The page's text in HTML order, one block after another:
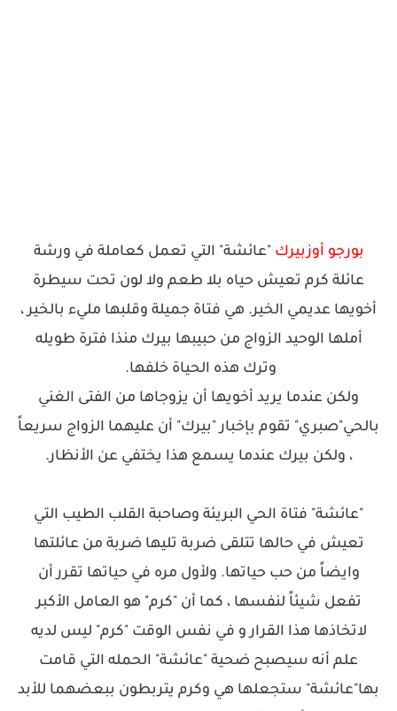
بورجو أوزبيرك "عائشة" التي تعمل كعاملة في ورشة
عائلة كرم تعيش حياه بلا طعم ولا لون تحت سيطرة
أخويها عديمي الخير. هي فتاة جميلة وقلبها مليء بالخير ،
أملها الوحيد الزواج من حبيبها بيرك منذا فترة طويله
وترك هذه الحياة خلفها.
ولكن عندما يريد أخويها أن يزوجاها من الفتى الغني
بالحي"صبري" تقوم بإخبار "بيرك" أن عليهما الزواج سريعاً
، ولكن بيرك عندما يسمع هذا يختفي عن الأنظار.
"عائشة" فتاة الحي البريئة وصاحبة القلب الطيب التي
تعيش في حالها تتلقى ضربة تليها ضربة من عائلتها
وايضاً من حب حياتها. ولأول مره في حياتها تقرر أن
تفعل شيئاً لنفسها ، كما أن "كرم" هو العامل الأكبر
لاتخاذها هذا القرار و في نفس الوقت "كرم" ليس لديه
علم أنه سيصبح ضحية "عائشة" الحمله التي قامت
بها"عائشة" ستجعلها هي وكرم يتربطون ببعضهما للأبد